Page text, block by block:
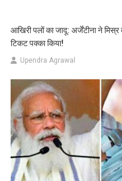
आखिरी पलों का जादू: अर्जेंटीना ने
टिकट पक्का किया!
Upendra Agrawal